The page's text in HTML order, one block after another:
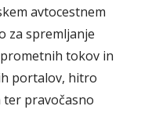
avtocestnem
za spremljanje
tokov in
portalov, hitro
pravočasno